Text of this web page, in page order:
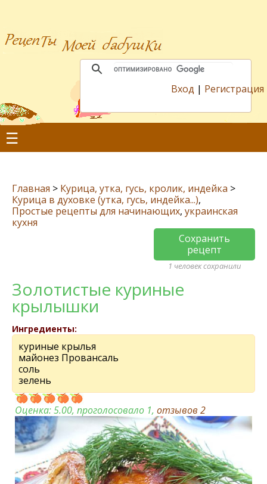
Вход | Регистрация
☰
Главная > Курица, утка, гусь, кролик, индейка >
Курица в духовке (утка, гусь, индейка...),
Простые рецепты для начинающих, украинская
кухня
Сохранить
рецепт
1 человек сохранили
Золотистые куриные
крылышки
Ингредиенты:
куриные крылья
майонез Провансаль
соль
зелень
Оценка:5.00, проголосовало 1, отзывов 2